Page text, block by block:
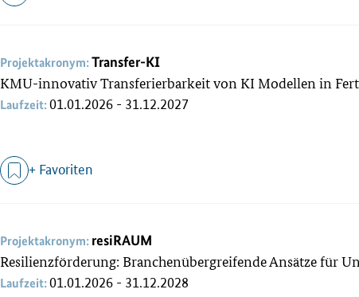
Projektakronym:Transfer-KI
KMU-innovativ Transferierbarkeit von KI Modellen in
Laufzeit:01.01.2026 - 31.12.2027
+ Favoriten
Projektakronym: resiRAUM
Resilienzförderung: Branchenübergreifende Ansätze für
Laufzeit:01.01.2026 - 31.12.2028